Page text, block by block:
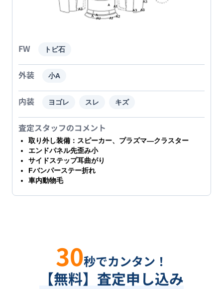
FW トビ石
外装 小A
内装 ヨゴレ スレ キズ
査定スタッフのコメント
取り外し装備：スピーカー、プラズマ―クラスター
エンドパネル先歪み小
サイドステップ耳曲がり
Fバンパーステー折れ
車内動物毛
30秒でカンタン！
【無料】査定申し込み